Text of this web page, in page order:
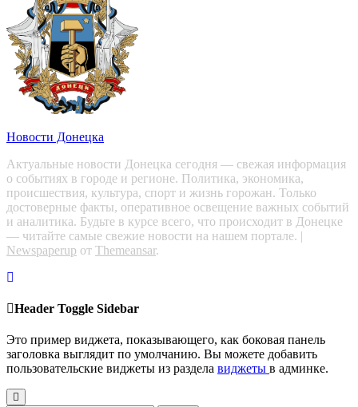
Новости Донецка
Актуальные новости Донецка сегодня — свежая информация
о событиях в городе и регионе. Политика, экономика,
происшествия, культура, спорт и жизнь горожан. Только
достоверные факты, оперативное освещение важных событий
и аналитика. Будьте в курсе всего, что происходит в Донецке
— читайте самые свежие новости на нашем портале. |
Newspaperup от Themeansar.
Header Toggle Sidebar
Это пример виджета, показывающего, как боковая панель
заголовка выглядит по умолчанию. Вы можете добавить
пользовательские виджеты из раздела виджеты в админке.